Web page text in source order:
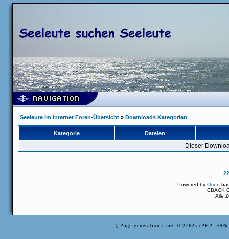
Seeleute im Internet Foren-Übersicht » Downloads Kategorien
Kategorie Dateien
Dieser
Powered byOrion
CBACK
Alle
[ Page generation time: 0.2762s (PHP: